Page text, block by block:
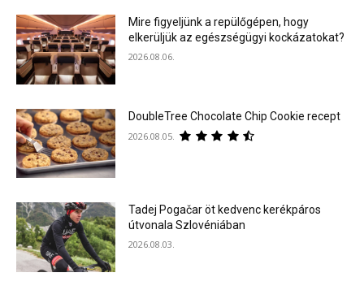
Mire figyeljünk a repülőgépen, hogy
elkerüljük az egészségügyi kockázatokat?
2026.08.06.
DoubleTree Chocolate Chip Cookie recept
2026.08.05.
Tadej Pogačar öt kedvenc kerékpáros
útvonala Szlovéniában
2026.08.03.